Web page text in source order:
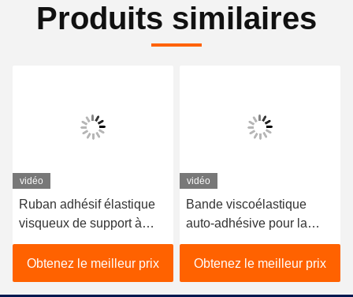
Produits similaires
vidéo
Ruban adhésif élastique
visqueux de support à
enveloppe intérieure non
tissé pour l'étanchéité des
réservoirs
Obtenez le meilleur prix
vidéo
Bande viscoélastique
auto-adhésive pour la
protection contre la
corrosion, taille 10M x
100MM x 1.8MM
Obtenez le meilleur prix